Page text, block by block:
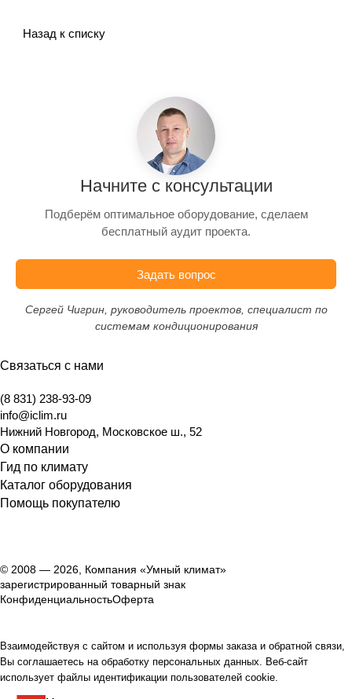
Назад к списку
Начните с консультации
Подберём оптимальное оборудование, сделаем
бесплатный аудит проекта.
Задать вопрос
Сергей Чигрин, руководитель проектов, специалист по
системам кондиционирования
Связаться с нами
(8 831) 238-93-09
info@iclim.ru
Нижний Новгород, Московское ш., 52
О компании
Гид по климату
Каталог оборудования
Помощь покупателю
© 2008 — 2026, Компания «Умный климат»
зарегистрированный товарный знак
КонфиденциальностьОферта
Взаимодействуя с сайтом и используя формы заказа и обратной связи,
Вы соглашаетесь на обработку персональных данных. Веб-сайт
использует файлы идентификации пользователей cookie.